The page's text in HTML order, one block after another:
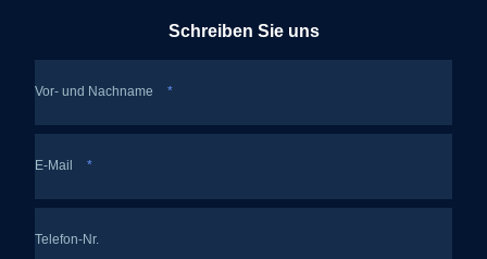
Schreiben Sie uns
Vor- und Nachname *
E-Mail *
Telefon-Nr.